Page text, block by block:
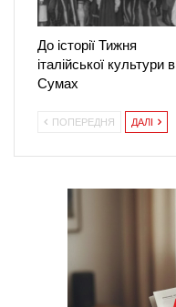
До історії Тижня
італійської культури в
Сумах
ПОПЕРЕДНЯ ДАЛІ